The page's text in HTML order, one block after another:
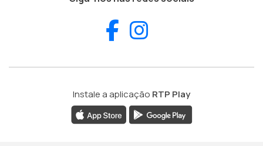
Facebook
Instale a aplicação RTP Play